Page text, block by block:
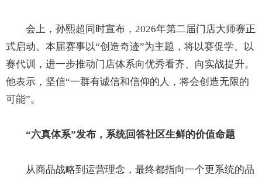
会上，孙熙超同时宣布，2026年第二届门店大师赛正
式启动。本届赛事以“创造奇迹”为主题，将以赛促学、以
赛代训，进一步推动门店体系向优秀看齐、向实战提升。
他表示，坚信“一群有诚信和信仰的人，将会创造无限的
可能”。
“六真体系”发布，系统回答社区生鲜的价值命题
从商品战略到运营理念，最终都指向一个更系统的品